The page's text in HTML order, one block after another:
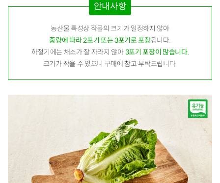
안내사항
농산물 특성상 작물의 크기가 일정하지 않아
중량에 따라 2포기 또는 3포기로 포장됩니다.
하절기에는 채소가 잘 자라지 않아3포기 포장이 많습니다.
크기가 작을 수 있으니 구매에 참고 부탁드립니다.